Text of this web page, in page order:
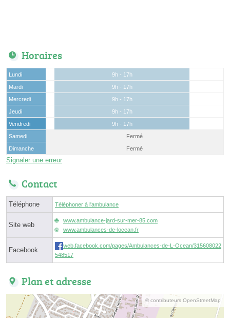
Horaires
Lundi
9h - 17h
Mardi
9h - 17h
Mercredi
9h - 17h
Jeudi
9h - 17h
Vendredi
9h - 17h
Samedi
Fermé
Dimanche
Fermé
Signaler une erreur
Contact
Téléphone Téléphoner à l'ambulance
Site web
www.ambulance-jard-sur-mer-85.com
www.ambulances-de-locean.fr
Facebook
web.facebook.com/pages/Ambulances-de-L-Ocean/315608022
548517
Plan et adresse
© contributeurs OpenStreetMap